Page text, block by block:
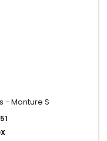
- Monture S